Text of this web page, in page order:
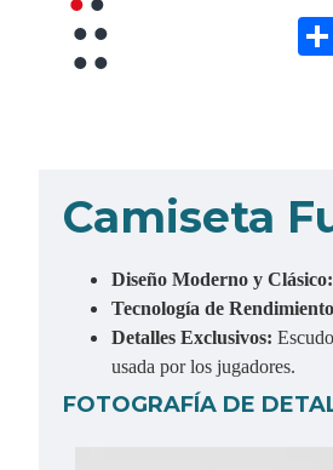
Camiseta
Diseño Moderno y Clásico:
Tecnología de
Detalles Exclusivos:
usada por los jugadores.
FOTOGRAFÍA DE